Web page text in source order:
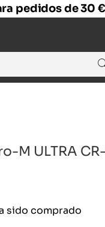
pedidos de 30
M ULTRA
sido comprado